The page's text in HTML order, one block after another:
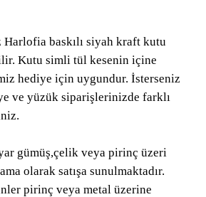
baskılı siyah kraft kutu
Kutu simli tül kesenin içine
hediye için uygundur. İsterseniz
ve yüzük siparişlerinizde farklı
gümüş,çelik veya pirinç üzeri
olarak satışa sunulmaktadır.
pirinç veya metal üzerine